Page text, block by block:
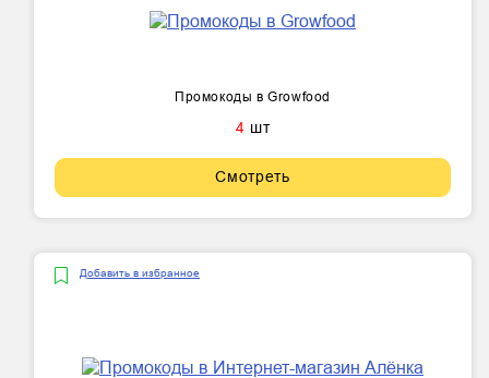
Промокоды в Growfood
4 шт
Смотреть
Добавить в избранное